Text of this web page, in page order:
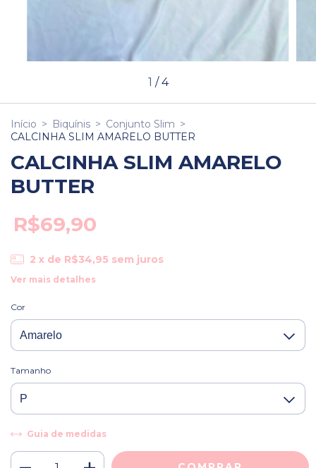
1 /4
Início > Biquínis > Conjunto Slim >
CALCINHA SLIM AMARELO BUTTER
CALCINHA SLIM AMARELO
BUTTER
R$69,90
2 x de R$34,95 sem juros
Ver mais detalhes
Cor
Tamanho
Guia de medidas